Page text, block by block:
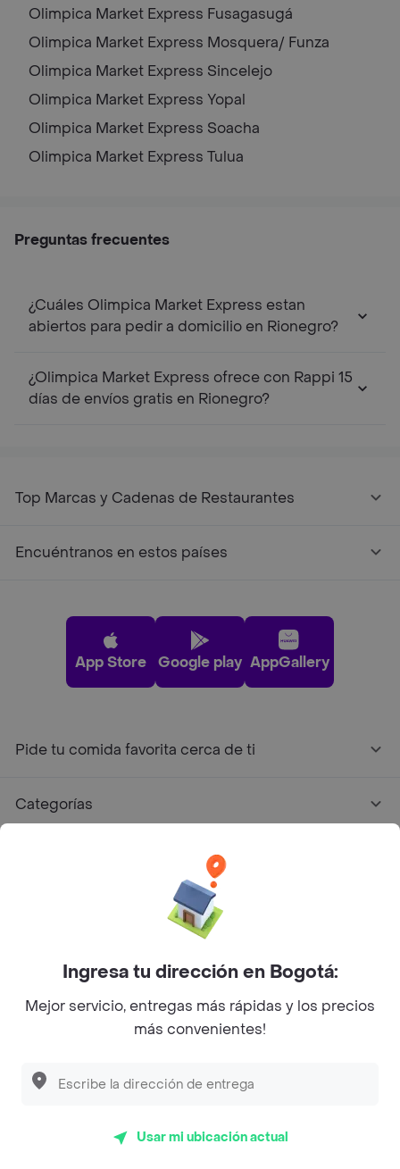
Descubre las PROMOCIONES que tenemos
Olimpica Market Express Fusagasugá
Olimpica Market Express Mosquera/ Funza
Olimpica Market Express Sincelejo
Olimpica Market Express Yopal
Olimpica Market Express Soacha
Olimpica Market Express Tulua
Preguntas frecuentes
¿Cuáles Olimpica Market Express estan
abiertos para pedir a domicilio en Rionegro?
¿Olimpica Market Express ofrece con Rappi 15
días de envíos gratis en Rionegro?
Top Marcas y Cadenas de Restaurantes
Encuéntranos en estos países
App Store Google play AppGallery
Pide tu comida favorita cerca de ti
Categorías
Facebook
Twitter
Instagram
©2026Rappi Inc. All rights reserved.
Ingresa tu dirección en Bogotá:
Mejor servicio, entregas más rápidas y los precios
más convenientes!
Usar mi ubicación actual